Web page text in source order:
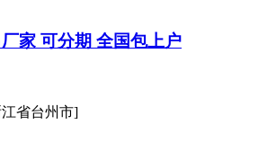
家 可分期 全国包上户
省台州市]